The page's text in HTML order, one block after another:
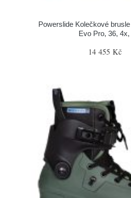
Powerslide Kolečkové
Evo Pro, 36, 4x,
14 455 Kč